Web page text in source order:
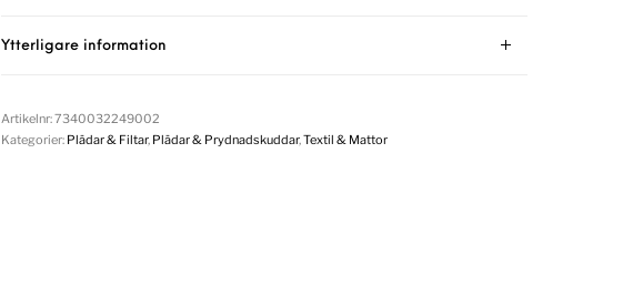
Ytterligare information
Artikelnr:7340032249002
Kategorier: Plädar & Filtar, Plädar & Prydnadskuddar, Textil & Mattor